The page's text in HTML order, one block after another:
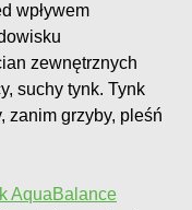
wpływem
zewnętrznych
suchy tynk. Tynk
zanim grzyby, pleśń
AquaBalance